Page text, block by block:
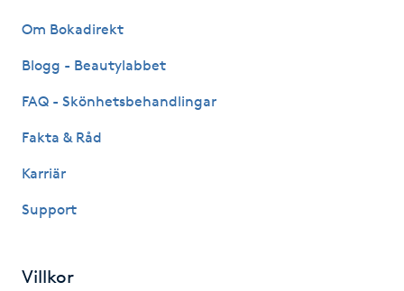
Kroppspeeling
Kärlbehandling
Lashlift Keratin
Om Bokadirekt
Blogg - Beautylabbet
FAQ - Skönhetsbehandlingar
Fakta & Råd
Karriär
Support
Villkor